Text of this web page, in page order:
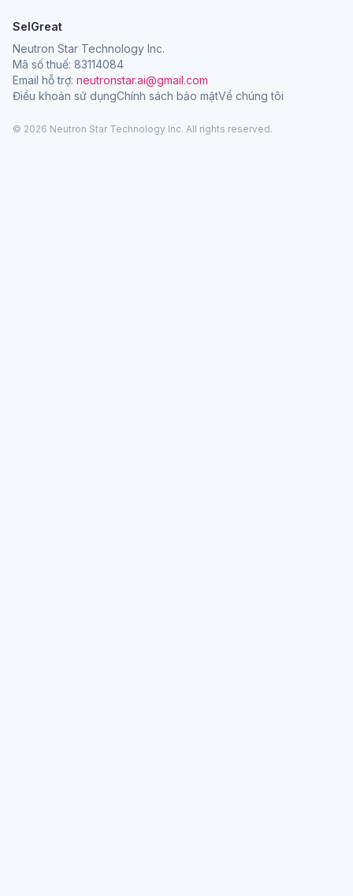
SelGreat
Neutron Star Technology Inc.
Mã số thuế: 83114084
Email hỗ trợ: neutronstar.ai@gmail.com
Điều khoản sử dụngChính sách bảo mậtVề chúng tôi
© 2026 Neutron Star Technology Inc. All rights reserved.